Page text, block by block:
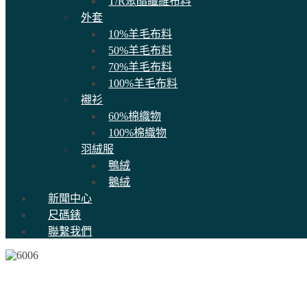
外套
10%羊毛布料
50%羊毛布料
70%羊毛布料
100%羊毛布料
襯衫
60%棉織物
100%棉織物
羽絨服
鴨絨
鵝絨
新聞中心
尺碼錶
聯繫我們